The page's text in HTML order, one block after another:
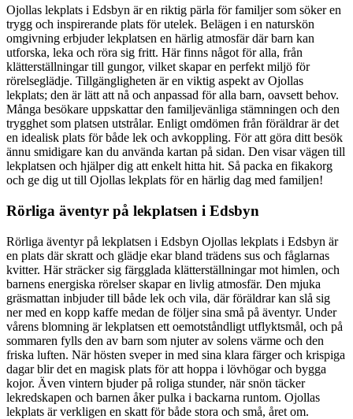
Ojollas lekplats i Edsbyn är en riktig pärla för familjer som söker en
trygg och inspirerande plats för utelek. Belägen i en naturskön
omgivning erbjuder lekplatsen en härlig atmosfär där barn kan
utforska, leka och röra sig fritt. Här finns något för alla, från
klätterställningar till gungor, vilket skapar en perfekt miljö för
rörelseglädje. Tillgängligheten är en viktig aspekt av Ojollas
lekplats; den är lätt att nå och anpassad för alla barn, oavsett behov.
Många besökare uppskattar den familjevänliga stämningen och den
trygghet som platsen utstrålar. Enligt omdömen från föräldrar är det
en idealisk plats för både lek och avkoppling. För att göra ditt besök
ännu smidigare kan du använda kartan på sidan. Den visar vägen till
lekplatsen och hjälper dig att enkelt hitta hit. Så packa en fikakorg
och ge dig ut till Ojollas lekplats för en härlig dag med familjen!
Rörliga äventyr på lekplatsen i Edsbyn
Rörliga äventyr på lekplatsen i Edsbyn Ojollas lekplats i Edsbyn är
en plats där skratt och glädje ekar bland trädens sus och fåglarnas
kvitter. Här sträcker sig färgglada klätterställningar mot himlen, och
barnens energiska rörelser skapar en livlig atmosfär. Den mjuka
gräsmattan inbjuder till både lek och vila, där föräldrar kan slå sig
ner med en kopp kaffe medan de följer sina små på äventyr. Under
vårens blomning är lekplatsen ett oemotståndligt utflyktsmål, och på
sommaren fylls den av barn som njuter av solens värme och den
friska luften. När hösten sveper in med sina klara färger och krispiga
dagar blir det en magisk plats för att hoppa i lövhögar och bygga
kojor. Även vintern bjuder på roliga stunder, när snön täcker
lekredskapen och barnen åker pulka i backarna runtom. Ojollas
lekplats är verkligen en skatt för både stora och små, året om.